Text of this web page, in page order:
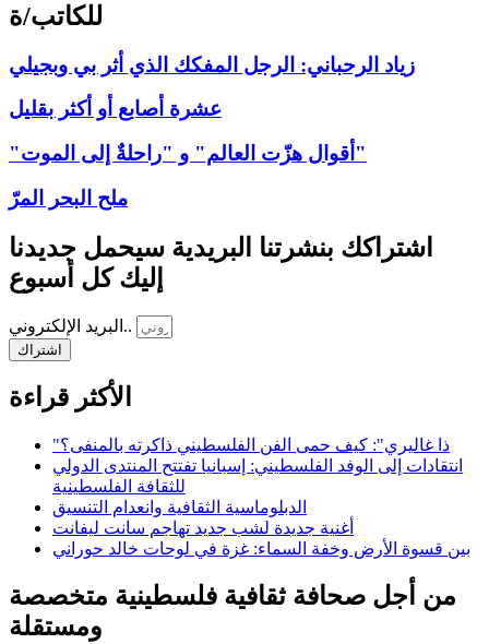
للكاتب/ة
زياد الرحباني: الرجل المفكك الذي أثر بي وبجيلي
عشرة أصابع أو أكثر بقليل
"أقوال هزّت العالم" و "راحلةٌ إلى الموت"
ملح البحر المرّ
اشتراكك بنشرتنا البريدية سيحمل جديدنا
إليك كل أسبوع
البريد الإلكتروني..
اشتراك
الأكثر قراءة
"ذا غاليري": كيف حمى الفن الفلسطيني ذاكرته بالمنفى؟
انتقادات إلى الوفد الفلسطيني: إسبانيا تفتتح المنتدى الدولي
للثقافة الفلسطينية
الدبلوماسية الثقافية وانعدام التنسيق
أغنية جديدة لشب جديد تهاجم سانت ليفانت
بين قسوة الأرض وخفة السماء: غزة في لوحات خالد حوراني
من أجل صحافة ثقافية فلسطينية متخصصة
ومستقلة